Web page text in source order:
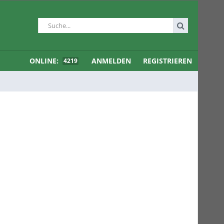
ONLINE: 4219 ANMELDEN REGISTRIEREN